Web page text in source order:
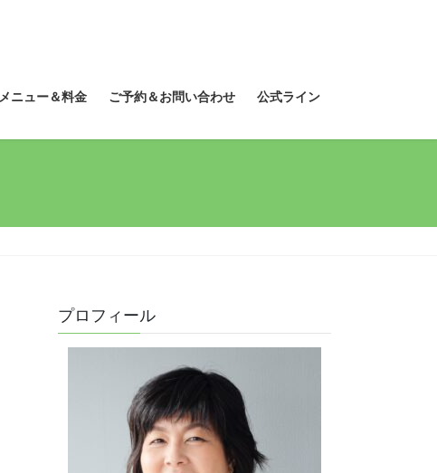
メニュー＆料金 ご予約＆お問い合わせ 公式ライン
プロフィール